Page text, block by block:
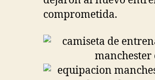
comprometida.